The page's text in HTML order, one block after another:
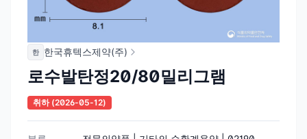
한 한국휴텍스제약(주)
로수발탄정20/80밀리그램
취하(2026-05-12)